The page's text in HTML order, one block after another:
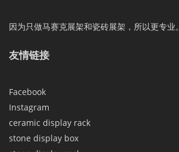
因为只做马赛克展架和瓷砖展架，所以更专业。
友情链接
Facebook
Instagram
ceramic display rack
stone display box